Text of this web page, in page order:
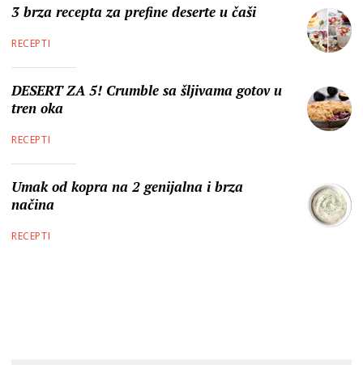
3 brza recepta za prefine deserte u čaši
RECEPTI
DESERT ZA 5! Crumble sa šljivama gotov u
tren oka
RECEPTI
Umak od kopra na 2 genijalna i brza
načina
RECEPTI